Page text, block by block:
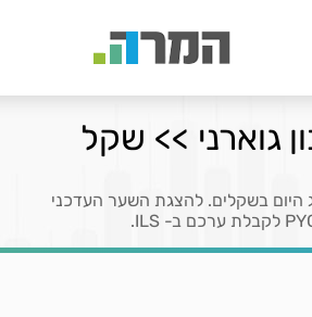
גוארני >> שקל
היום בשקלים. להצגת השער העדכני